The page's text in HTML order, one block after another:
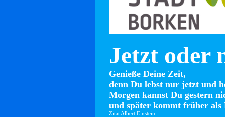
Jetzt oder
Genieße Deine Zeit,
denn Du lebst nur jetzt und
Morgen kannst Du gestern
und später kommt früher als
Zitat Albert Einstein